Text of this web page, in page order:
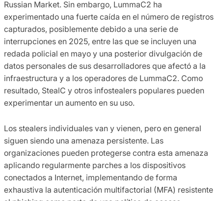
Russian Market. Sin embargo, LummaC2 ha
experimentado una fuerte caída en el número de registros
capturados, posiblemente debido a una serie de
interrupciones en 2025, entre las que se incluyen una
redada policial en mayo y una posterior divulgación de
datos personales de sus desarrolladores que afectó a la
infraestructura y a los operadores de LummaC2. Como
resultado, StealC y otros infostealers populares pueden
experimentar un aumento en su uso.
Los stealers individuales van y vienen, pero en general
siguen siendo una amenaza persistente. Las
organizaciones pueden protegerse contra esta amenaza
aplicando regularmente parches a los dispositivos
conectados a Internet, implementando de forma
exhaustiva la autenticación multifactorial (MFA) resistente